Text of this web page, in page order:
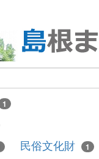
1
民俗文化財 1